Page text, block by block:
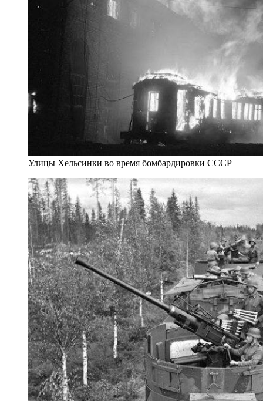
Улицы Хельсинки во время бомбардировки СССР